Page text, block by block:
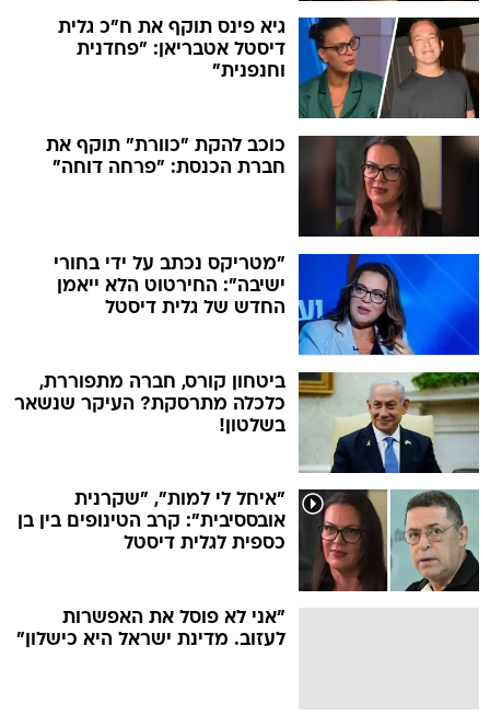
גיא פינס תוקף את ח"כ גלית
דיסטל אטבריאן: "פחדנית
וחנפנית"
כוכב להקת "כוורת" תוקף את
חברת הכנסת: "פרחה דוחה"
"מטריקס נכתב על ידי בחורי
ישיבה": החירטוט הלא ייאמן
החדש של גלית דיסטל
ביטחון קורס, חברה מתפוררת,
כלכלה מתרסקת? העיקר שנשאר
בשלטון!
"איחל לי למות", "שקרנית
אובססיבית": קרב הטינופים בין בן
כספית לגלית דיסטל
"אני לא פוסל את האפשרות
לעזוב. מדינת ישראל היא כישלון"